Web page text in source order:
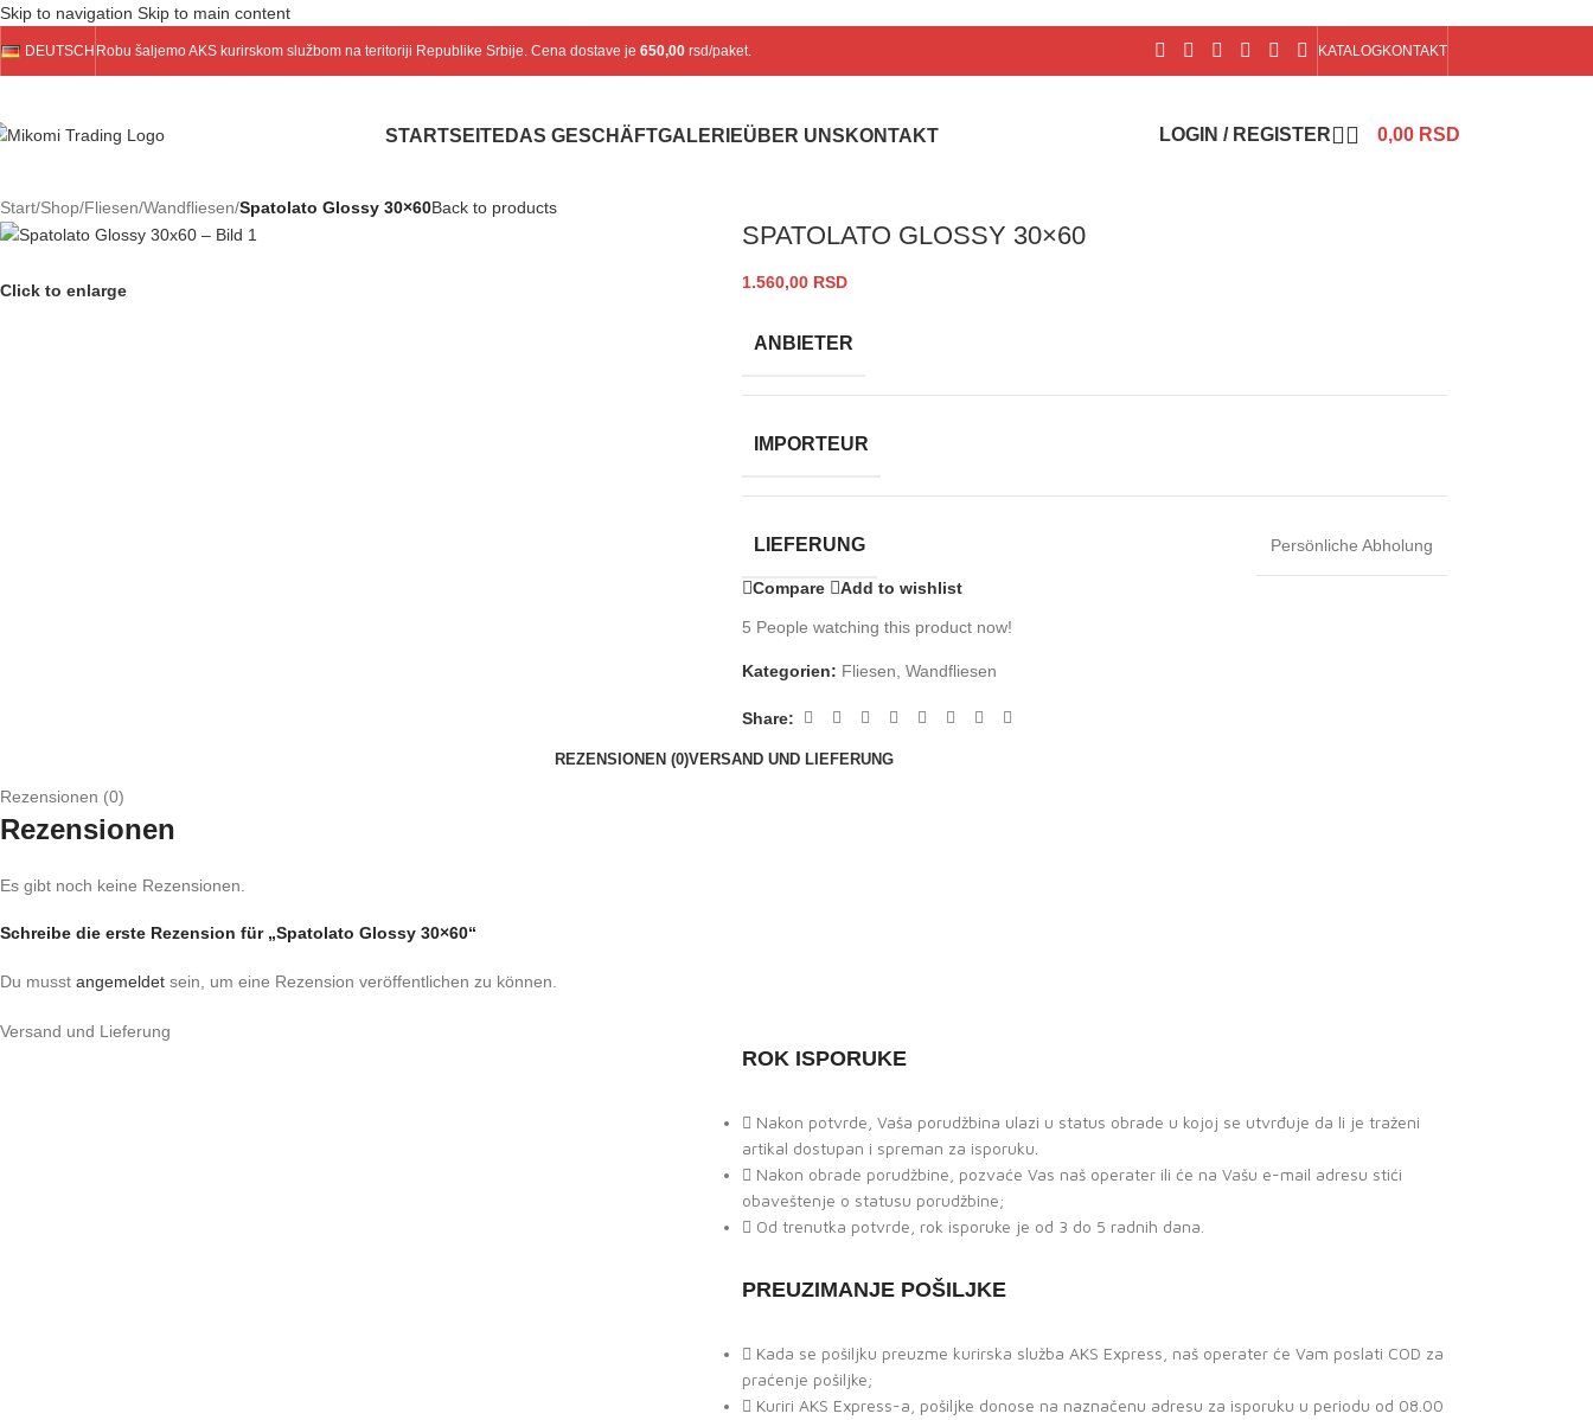
Skip to navigation Skip to main content
DEUTSCH Robu šaljemoAKSkurirskom službom na teritoriji Republike Srbije. Cena dostave je 650,00rsd/paket. KATALOGKONTAKT
STARTSEITE DAS GESCHÄFTGALERIEÜBER UNS KONTAKT LOGIN / REGISTER 0,00 RSD
Start/Shop/Fliesen/Wandfliesen/Spatolato Glossy 30×60Back to products
Click to enlarge
SPATOLATO GLOSSY 30×60
1.560,00 RSD
ANBIETER
IMPORTEUR
LIEFERUNG Persönliche Abholung
Compare Add to wishlist
5 People watching this product now!
Kategorien: Fliesen Wandfliesen
Share:
REZENSIONEN (0)VERSAND UND LIEFERUNG
Rezensionen (0)
Rezensionen
Es gibt noch keine Rezensionen.
Schreibe die erste Rezension für „Spatolato Glossy 30×60“
Du musst angemeldet sein, um eine Rezension veröffentlichen zu können.
Versand und Lieferung
ROK ISPORUKE
Nakon potvrde, Vaša porudžbina ulazi u status obrade u kojoj se utvrđuje da li je traženi
artikal dostupan i spreman za isporuku.
Nakon obrade porudžbine, pozvaće Vas naš operater ili će na Vašu e-mail adresu stići
obaveštenje o statusu porudžbine;
Od trenutka potvrde, rok isporuke je od 3 do 5 radnih dana.
PREUZIMANJE POŠILJKE
Kada se pošiljku preuzme kurirska služba AKS Express, naš operater će Vam poslati COD za
praćenje pošiljke;
Kuriri AKS Express-a, pošiljke donose na naznačenu adresu za isporuku u periodu od 08.00